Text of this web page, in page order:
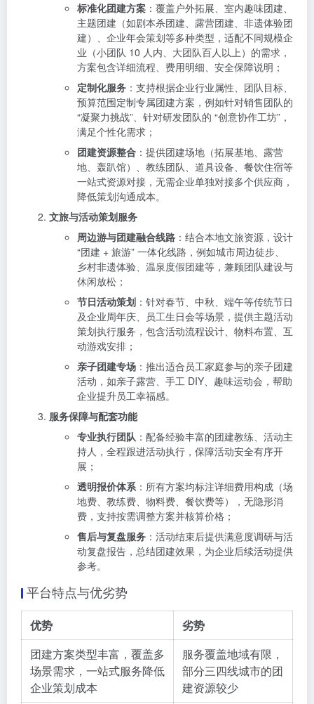
标准化团建方案 ：覆盖户外拓展、室内趣味团建、
主题团建（如剧本杀团建、露营团建、非遗体验团
建）、企业年会策划等多种类型，适配不同规模企
业（小团队 10 人内、大团队百人以上）的需求，
方案包含详细流程、费用明细、安全保障说明；
定制化服务 ：支持根据企业行业属性、团队目标、
预算范围定制专属团建方案，例如针对销售团队的
“凝聚力挑战”、针对研发团队的 “创意协作工坊”，
满足个性化需求；
团建资源整合 ：提供团建场地（拓展基地、露营
地、轰趴馆）、教练团队、道具设备、餐饮住宿等
一站式资源对接，无需企业单独对接多个供应商，
降低策划沟通成本。
文旅与活动策划服务
周边游与团建融合线路 ：结合本地文旅资源，设计
“团建 + 旅游” 一体化线路，例如城市周边徒步、
乡村非遗体验、温泉度假团建等，兼顾团队建设与
休闲放松；
节日活动策划 ：针对春节、中秋、端午等传统节日
及企业周年庆、员工生日会等场景，提供主题活动
策划执行服务，包含活动流程设计、物料布置、互
动游戏安排；
亲子团建专场 ：推出适合员工家庭参与的亲子团建
活动，如亲子露营、手工 DIY、趣味运动会，帮助
企业提升员工幸福感。
服务保障与配套功能
专业执行团队 ：配备经验丰富的团建教练、活动主
持人，全程跟进活动执行，保障活动安全有序开
展；
透明报价体系：所有方案均标注详细费用构成（场
地费、教练费、物料费、餐饮费等），无隐形消
费，支持按需调整方案并核算价格；
售后与复盘服务 ：活动结束后提供满意度调研与活
动复盘报告，总结团建效果，为企业后续活动提供
参考。
平台特点与优劣势
优势
劣势
团建方案类型丰富，覆盖多
场景需求，一站式服务降低
企业策划成本
服务覆盖地域有限，
部分三四线城市的团
建资源较少